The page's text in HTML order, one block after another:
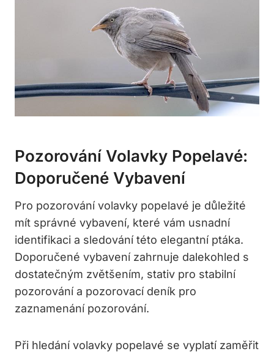
Pozorování Volavky Popelavé:
Doporučené Vybavení
Pro ‍pozorování ‍volavky popelavé je důležité
mít správné vybavení, které vám⁢ usnadní
identifikaci a​ sledování této elegantní ptáka.⁤
Doporučené vybavení zahrnuje⁤ dalekohled s
dostatečným zvětšením, stativ‍ pro stabilní
pozorování a pozorovací deník pro
⁢zaznamenání pozorování.
Při hledání ⁤volavky popelavé se vyplatí zaměřit